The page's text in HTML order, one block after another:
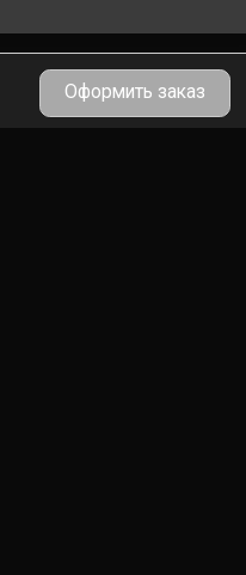
Оформить заказ